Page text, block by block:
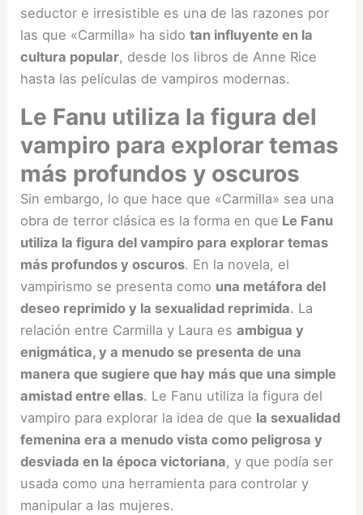
seductor e irresistible es una de las razones por
las que «Carmilla» ha sidotan influyente en la
cultura popular, desde los libros de Anne Rice
hasta las películas de vampiros modernas.
Le Fanu utiliza la figura del
vampiro para explorar temas
más profundos y oscuros
Sin embargo, lo que hace que «Carmilla» sea una
obra de terror clásica es la forma en que Le Fanu
utiliza la figura del vampiro para explorar temas
más profundos y oscuros. En la novela, el
vampirismo se presenta como una metáfora del
deseo reprimido y la sexualidad reprimida. La
relación entre Carmilla y Laura esambigua y
enigmática, y a menudo se presenta de una
manera que sugiere que hay más que una simple
amistad entre ellas. Le Fanu utiliza la figura del
vampiro para explorar la idea de que la sexualidad
femenina era a menudo vista como peligrosa y
desviada en la época victoriana, y que podía ser
usada como una herramienta para controlar y
manipular a las mujeres.